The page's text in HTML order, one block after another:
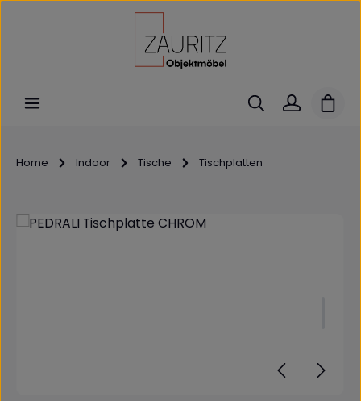
Zum Hauptinhalt springen
Home Indoor Tische Tischplatten
Bildergalerie überspringen